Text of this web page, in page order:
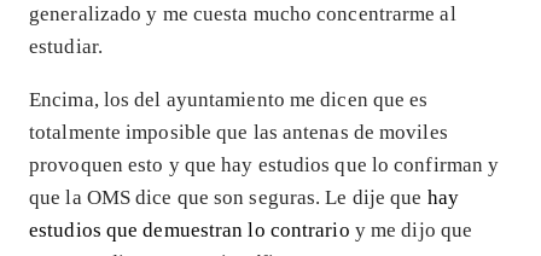
generalizado y me cuesta mucho concentrarme al
estudiar.
Encima, los del ayuntamiento me dicen que es
totalmente imposible que las antenas de moviles
provoquen esto y que hay estudios que lo confirman y
que la OMS dice que son seguras. Le dije que hay
estudios que demuestran lo contrario y me dijo que